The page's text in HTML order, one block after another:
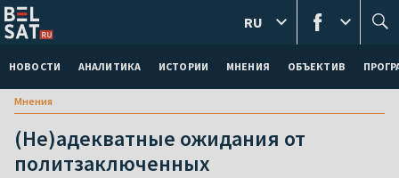
НОВОСТИ АНАЛИТИКА ИСТОРИИ МНЕНИЯ ОБЪЕКТИВ
RU
Мнения
(Не)адекватные ожидания от
политзаключенных